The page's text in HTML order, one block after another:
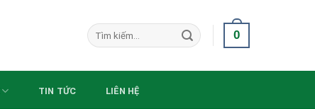
Search
for:
0
TIN TỨC LIÊN HỆ